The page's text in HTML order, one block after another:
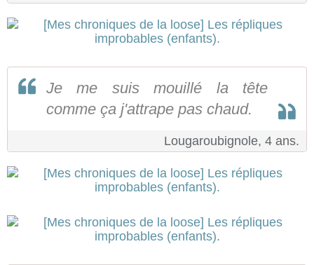
Je me suis mouillé la tête
comme ça j'attrape pas chaud.
Lougaroubignole, 4 ans.